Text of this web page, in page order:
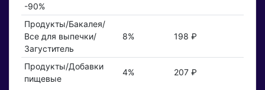
-90%
Продукты/Бакалея/
Все для выпечки/
Загуститель
8% 198 ₽
Продукты/Добавки
пищевые
4% 207 ₽